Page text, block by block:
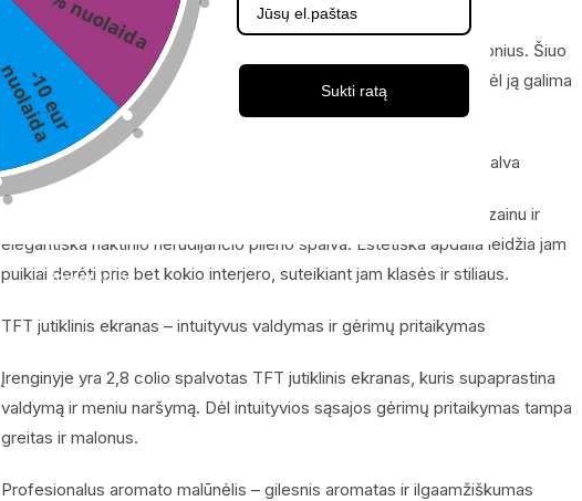
Šviesi kava – puikus pasirinkimas tiems, kurie vertina subtilius skonius. Šiuo
metodu paruošta kava pasiekia optimalią 60 °C temperatūrą, todėl ją galima
gerti beveik akimirksniu.
Modernus dizainas ir elegancija su naktinio nerūdijančio plieno spalva
„Jura ENA 5“ kavos aparatas pasižymi moderniu, kompaktišku dizainu ir
elegantiška naktinio nerūdijančio plieno spalva. Estetiška apdaila leidžia jam
puikiai derėti prie bet kokio interjero, suteikiant jam klasės ir stiliaus.
TFT jutiklinis ekranas – intuityvus valdymas ir gėrimų pritaikymas
Įrenginyje yra 2,8 colio spalvotas TFT jutiklinis ekranas, kuris supaprastina
valdymą ir meniu naršymą. Dėl intuityvios sąsajos gėrimų pritaikymas tampa
greitas ir malonus.
Profesionalus aromato malūnėlis – gilesnis aromatas ir ilgaamžiškumas
5% nuolaida
-
1
0
e
u
r
n
u
o
l
a
i
d
a Sukti ratą